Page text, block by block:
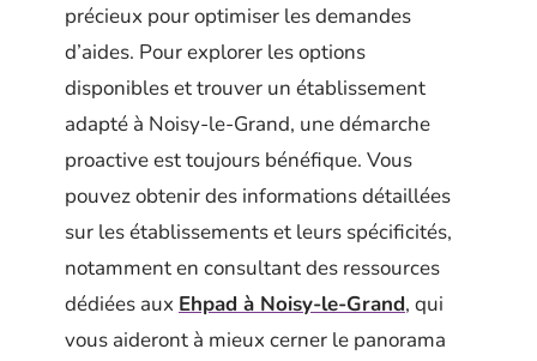
précieux pour optimiser les demandes
d’aides. Pour explorer les options
disponibles et trouver un établissement
adapté à Noisy-le-Grand, une démarche
proactive est toujours bénéfique. Vous
pouvez obtenir des informations détaillées
sur les établissements et leurs spécificités,
notamment en consultant des ressources
dédiées aux Ehpad à Noisy-le-Grand, qui
vous aideront à mieux cerner le panorama